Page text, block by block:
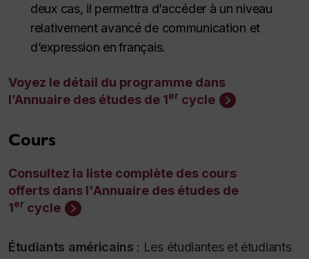
deux cas, il permettra d’accéder à un niveau
relativement avancé de communication et
d’expression en français.
Voyez le détail du programme dans
l’Annuaire des études de 1er cycle
Cours
Consultez la liste complète des cours
offerts dans l'Annuaire des études de
1er cycle
Étudiants américains : Les étudiantes et étudiants